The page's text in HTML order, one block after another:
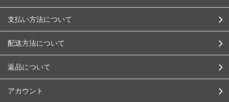
支払い方法について
配送方法について
返品について
アカウント